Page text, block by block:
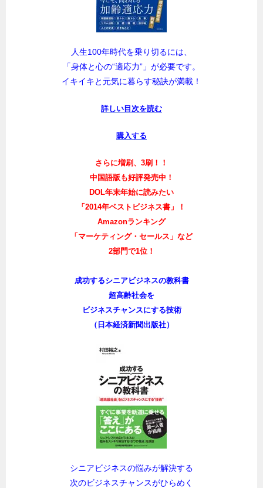
人生100年時代を乗り切るには、
「身体と心の“適応力”」が必要です。
イキイキと元気に暮らす秘訣が満載！
詳しい目次を読む
購入する
さらに増刷、3刷！！
中国語版も好評発売中！
DOL年末年始に読みたい
「2014年ベストビジネス書」！
Amazonランキング
「マーケティング・セールス」など
2部門で1位！
成功するシニアビジネスの教科書
超高齢社会を
ビジネスチャンスにする技術
（日本経済新聞出版社）
シニアビジネスの悩みが解決する
次のビジネスチャンスがひらめく